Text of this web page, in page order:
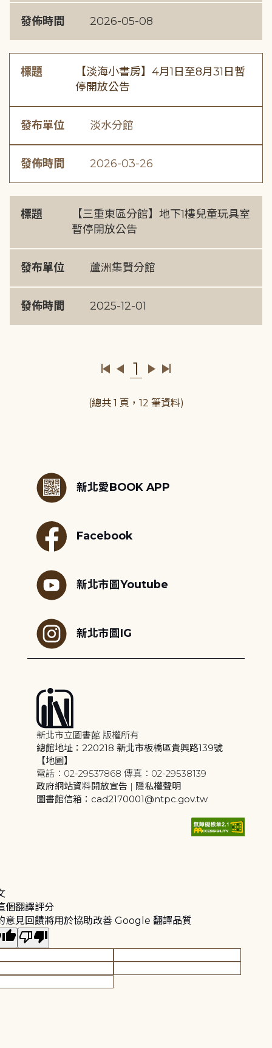
發佈時間 2026-05-08
標題
【淡海小書房】4月1日至8月31日暫
停開放公告
發布單位 淡水分館
發佈時間 2026-03-26
標題
【三重東區分館】地下1樓兒童玩具室
暫停開放公告
發布單位 蘆洲集賢分館
發佈時間 2025-12-01
1
(總共 1 頁，12 筆資料)
新北愛BOOK APP
Facebook
新北市圖Youtube
新北市圖IG
新北市立圖書館 版權所有
總館地址：220218 新北市板橋區貴興路139號
【地圖】
電話：02-29537868 傳真：02-29538139
政府網站資料開放宣告 | 隱私權聲明
圖書館信箱：cad2170001@ntpc.gov.tw
個翻譯評分
意見回饋將用於協助改善 Google 翻譯品質